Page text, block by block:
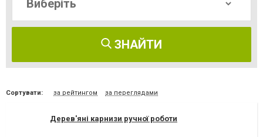
ЗНАЙТИ
Сортувати: за рейтингом за переглядами
Дерев'яні карнизи ручної роботи